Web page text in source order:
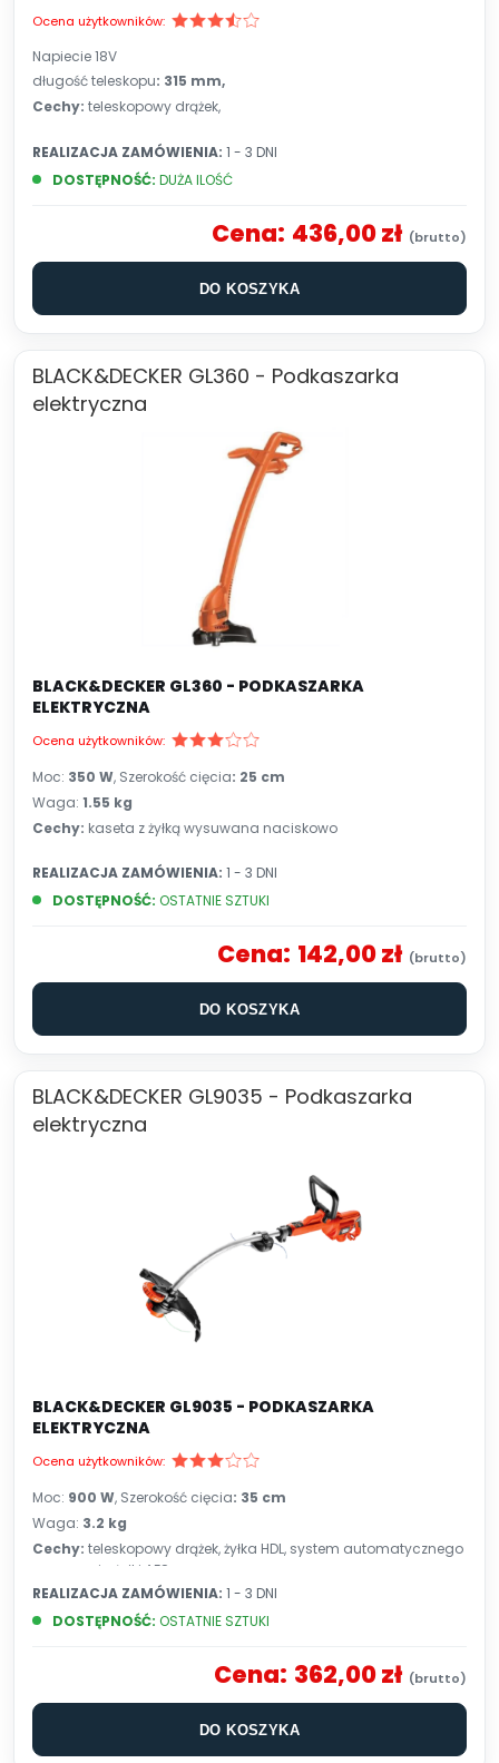
Ocena użytkowników:
Napiecie 18V
długość teleskopu: 315 mm,
Cechy: teleskopowy drążek,
DOSTĘPNOŚĆ: DUŻA ILOŚĆ
REALIZACJA ZAMÓWIENIA: 1 - 3 DNI
Cena: 436,00 zł
DO KOSZYKA
BLACK&DECKER GL360 - Podkaszarka
elektryczna
BLACK&DECKER GL360 - PODKASZARKA
ELEKTRYCZNA
Ocena użytkowników:
Moc: 350 W, Szerokość cięcia: 25 cm
Waga: 1.55 kg
Cechy: kaseta z żyłką wysuwana naciskowo
DOSTĘPNOŚĆ: OSTATNIE SZTUKI
REALIZACJA ZAMÓWIENIA: 1 - 3 DNI
Cena: 142,00 zł
DO KOSZYKA
BLACK&DECKER GL9035 - Podkaszarka
elektryczna
BLACK&DECKER GL9035 - PODKASZARKA
ELEKTRYCZNA
Ocena użytkowników:
Moc: 900 W, Szerokość cięcia: 35 cm
Waga: 3.2 kg
Cechy: teleskopowy drążek, żyłka HDL, system automatycznego
wysuwania żyłki AFS
DOSTĘPNOŚĆ: OSTATNIE SZTUKI
REALIZACJA ZAMÓWIENIA: 1 - 3 DNI
Cena: 362,00 zł
DO KOSZYKA